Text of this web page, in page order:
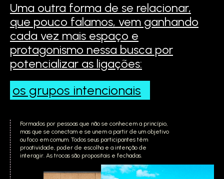
Uma outra forma de se relacionar,
que pouco falamos, vem ganhando
cada vez mais espaço e
protagonismo nessa busca por
potencializar as ligações:
os grupos intencionais
Formados por pessoas que não se conhecem a princípio,
mas que se conectam e se unem a partir de um objetivo
ou foco em comum. Todos seus participantes têm
proatividade, poder de escolha e a intenção de
interagir. As trocas são propositais e fechadas.